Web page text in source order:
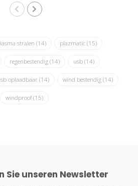
stralen (14) plazmatic (15)
regenbestendig (14) usb (14)
oplaadbaar(14) wind bestendig (14)
windproof(15)
Sie unseren Newsletter